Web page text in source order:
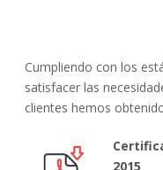
Cumpliendo con los
satisfacer las
clientes hemos
2015